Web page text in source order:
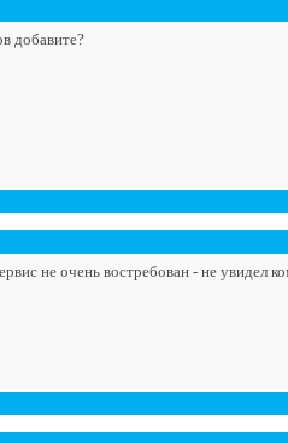
добавите?
не очень востребован - не увидел